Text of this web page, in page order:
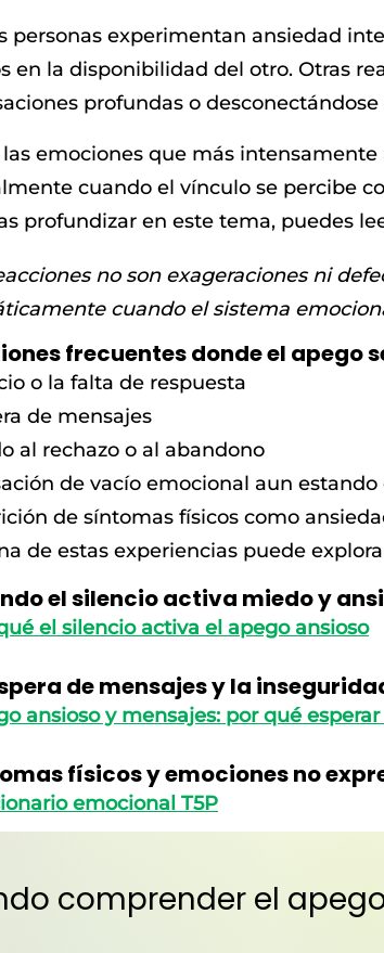
personas experimentan ansiedad
en la disponibilidad del otro. Otras
profundas o
emociones que más
cuando el vínculo se percibe
profundizar en este tema, puedes
no son exageraciones ni
cuando el sistema
frecuentes donde el apego
o la falta de respuesta
de mensajes
al rechazo o al abandono
de vacío emocional aun estando
de síntomas físicos como
de estas experiencias puede
el silencio activa miedo y
el silencio activa el apego ansioso
de mensajes y la
ansioso y mensajes: por qué
físicos y emociones no
emocional T5P
comprender el